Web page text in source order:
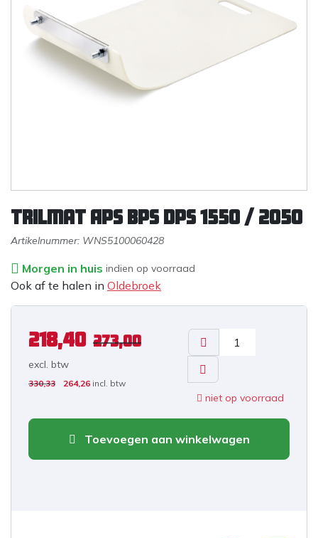
Trilmat APS BPS DPS 1550 / 2050
Artikelnummer: WNS5100060428
Morgen in huis indien op voorraad
Ook af te halen in Oldebroek
218,40 273,00
excl. btw
330,33 264,26 incl. btw
niet op voorraad
Toevoegen aan winkelwagen